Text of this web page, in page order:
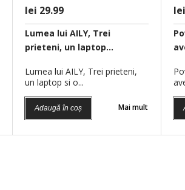
lei 29.99
Lumea lui AILY, Trei
prieteni, un laptop...
Lumea lui AILY, Trei prieteni,
un laptop si o...
Adaugă în coș Mai mult